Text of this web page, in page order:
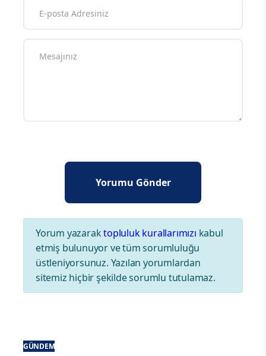
Yorum yazaraktopluluk kurallarımızı kabul
etmiş bulunuyor ve tüm sorumluluğu
üstleniyorsunuz. Yazılan yorumlardan
sitemiz hiçbir şekilde sorumlu tutulamaz.
GÜNDEM